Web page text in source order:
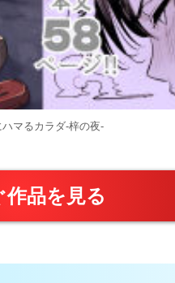
マるカラダ‐梓の夜‐
作品を見る